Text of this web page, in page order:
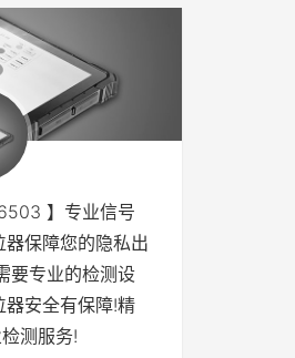
】专业信号
保障您的隐私出
要专业的检测设
安全有保障!精
测服务!